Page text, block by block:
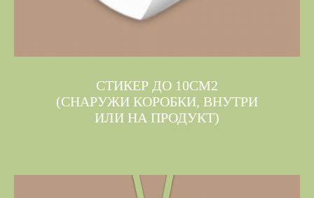
СТИКЕР ДО 10СМ2
(СНАРУЖИ КОРОБКИ, ВНУТРИ
ИЛИ НА ПРОДУКТ)